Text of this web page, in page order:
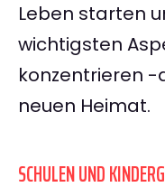
Leben starten
wichtigsten
konzentrieren -
neuen Heimat.
SCHULEN UND